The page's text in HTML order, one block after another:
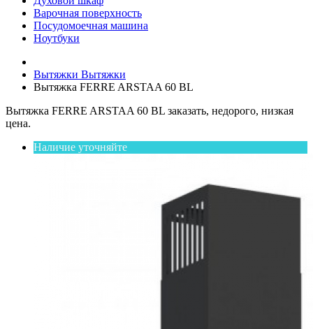
Варочная поверхность
Посудомоечная машина
Ноутбуки
Вытяжки Вытяжки
Вытяжка FERRE ARSTAA 60 BL
Вытяжка FERRE ARSTAA 60 BL заказать, недорого, низкая
цена.
Наличие уточняйте